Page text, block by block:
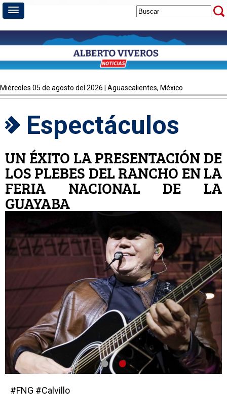
miércoles 05 de agosto del 2026 | Aguascalientes, México
Espectáculos
UN ÉXITO LA PRESENTACIÓN DE
LOS PLEBES DEL RANCHO EN LA
FERIA NACIONAL DE LA
GUAYABA
• •
#FNG #Calvillo